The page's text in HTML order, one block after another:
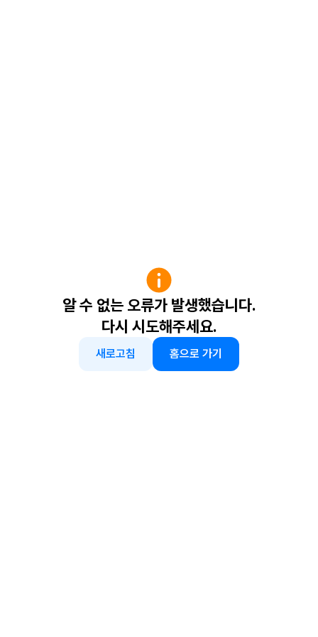
알 수 없는 오류가 발생했습니다.
다시 시도해주세요.
새로고침 홈으로 가기